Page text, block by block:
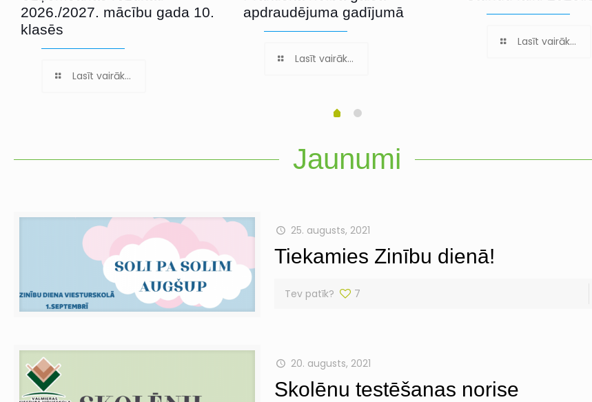
2026./2027. mācību gada 10.
klasēs
Lasīt vairāk...
apdraudējuma gadījumā
Lasīt vairāk...
Lasīt vairāk...
Jaunumi
25. augusts, 2021
Tiekamies Zinību dienā!
Tev patīk? 7
20. augusts, 2021
Skolēnu testēšanas norise